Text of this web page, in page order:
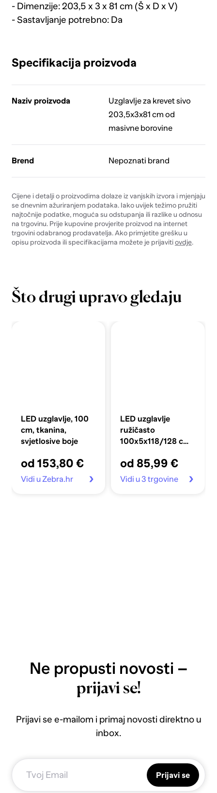
- Dimenzije: 203,5 x 3 x 81 cm (Š x D x V)
- Sastavljanje potrebno: Da
Specifikacija proizvoda
Naziv proizvoda
Uzglavlje za krevet sivo
203,5x3x81 cm od
masivne borovine
Brend Nepoznati brand
Cijene i detalji o proizvodima dolaze iz vanjskih izvora i mjenjaju
se dnevnim ažuriranjem podataka. Iako uvijek težimo pružiti
najtočnije podatke, moguća su odstupanja ili razlike u odnosu
na trgovinu. Prije kupovine provjerite proizvod na internet
trgovini odabranog prodavatelja. Ako primjetite grešku u
opisu proizvoda ili specifikacijama možete je prijavitiovdje.
Što drugi upravo gledaju
LED uzglavlje, 100
cm, tkanina,
svjetlosive boje
od 153,80 €
Vidi u Zebra.hr
LED uzglavlje
ružičasto
100x5x118/128 cm
od 85,99 €
Vidi u 3 trgovine
Ne propusti novosti –
prijavi se!
Prijavi se e-mailom i primaj novosti direktno u
inbox.
Prijavi se